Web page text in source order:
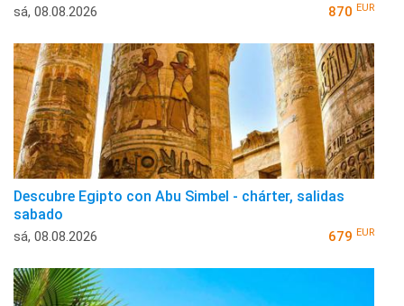
sá, 08.08.2026 870 EUR
Descubre Egipto con Abu Simbel - chárter, salidas
sabado
sá, 08.08.2026 679 EUR